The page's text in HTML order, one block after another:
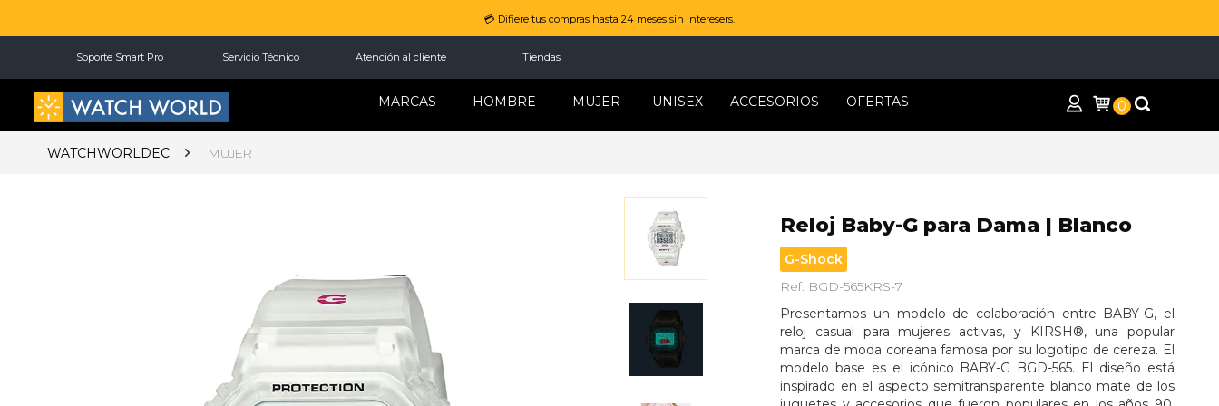
💳 Difiere tus compras hasta 24 meses sin interesers.
Soporte Smart Pro Servicio Técnico Atención al cliente Tiendas
MARCAS HOMBRE MUJER UNISEX ACCESORIOS OFERTAS 0
WATCHWORLDEC MUJER
Reloj Baby-G para Dama | Blanco
G-Shock
Ref. BGD-565KRS-7
Presentamos un modelo de colaboración entre BABY-G, el
reloj casual para mujeres activas, y KIRSH®, una popular
marca de moda coreana famosa por su logotipo de cereza. El
modelo base es el icónico BABY-G BGD-565. El diseño está
inspirado en el aspecto semitransparente blanco mate de los